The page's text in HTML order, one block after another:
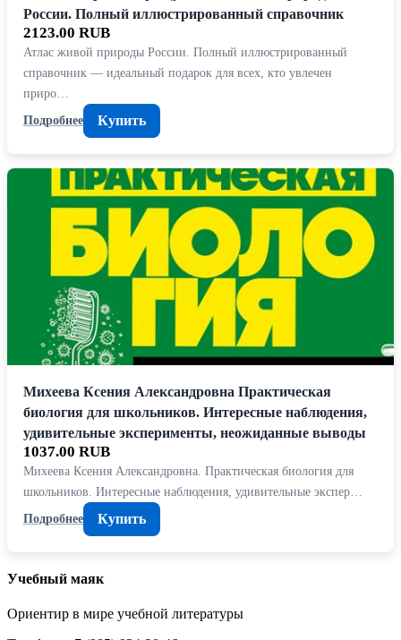
России. Полный иллюстрированный справочник
2123.00 RUB
Атлас живой природы России. Полный иллюстрированный
справочник — идеальный подарок для всех, кто увлечен
приро…
Подробнее
Купить
Михеева Ксения Александровна Практическая
биология для школьников. Интересные наблюдения,
удивительные эксперименты, неожиданные выводы
1037.00 RUB
Михеева Ксения Александровна. Практическая биология для
школьников. Интересные наблюдения, удивительные экспер…
Подробнее
Купить
Учебный маяк
Ориентир в мире учебной литературы